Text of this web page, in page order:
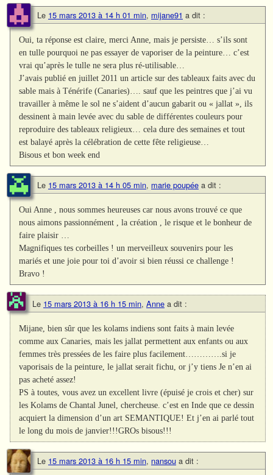
Le 15 mars 2013 à 14 h 01 min, mijane91 a dit :
Oui, ta réponse est claire, merci Anne, mais je persiste… s’ils sont
en tulle pourquoi ne pas essayer de vaporiser de la peinture… c’est
vrai qu’après le tulle ne sera plus ré-utilisable…
J’avais publié en juillet 2011 un article sur des tableaux faits avec du
sable mais à Ténérife (Canaries)…. sauf que les peintres que j’ai vu
travailler à même le sol ne s’aident d’aucun gabarit ou « jallat », ils
dessinent à main levée avec du sable de différentes couleurs pour
reproduire des tableaux religieux… cela dure des semaines et tout
est balayé après la célébration de cette fête religieuse…
Bisous et bon week end
Le 15 mars 2013 à 14 h 05 min, marie poupée a dit :
Oui Anne , nous sommes heureuses car nous avons trouvé ce que
nous aimons passionnément , la création , le risque et le bonheur de
faire plaisir …
Magnifiques tes corbeilles ! un merveilleux souvenirs pour les
mariés et une joie pour toi d’avoir si bien réussi ce challenge !
Bravo !
Le 15 mars 2013 à 16 h 15 min, Anne a dit :
Mijane, bien sûr que les kolams indiens sont faits à main levée
comme aux Canaries, mais les jallat permettent aux enfants ou aux
femmes très pressées de les faire plus facilement………….si je
vaporisais de la peinture, le jallat serait fichu, or j’y tiens Je n’en ai
pas acheté assez!
PS à toutes, vous avez un excellent livre (épuisé je crois et cher) sur
les Kolams de Chantal Junel, chercheuse. c’est en Inde que ce dessin
acquiert la dimension d’un art SEMANTIQUE! Et j’en ai parlé tout
le long du mois de janvier!!!GROs bisous!!!
Le 15 mars 2013 à 16 h 15 min, nansou a dit :